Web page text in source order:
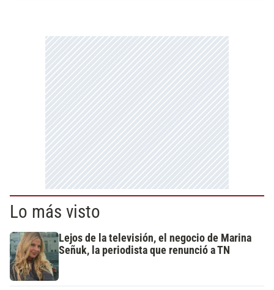
Lo más visto
Lejos de la televisión, el negocio de Marina
Señuk, la periodista que renunció a TN